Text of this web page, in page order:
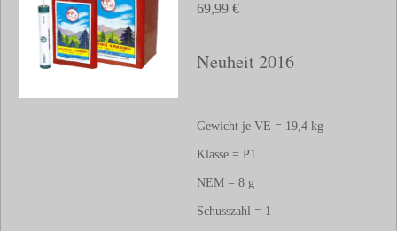
69,99 €
Neuheit 2016
Gewicht je VE = 19,4 kg
Klasse = P1
NEM = 8 g
Schusszahl = 1